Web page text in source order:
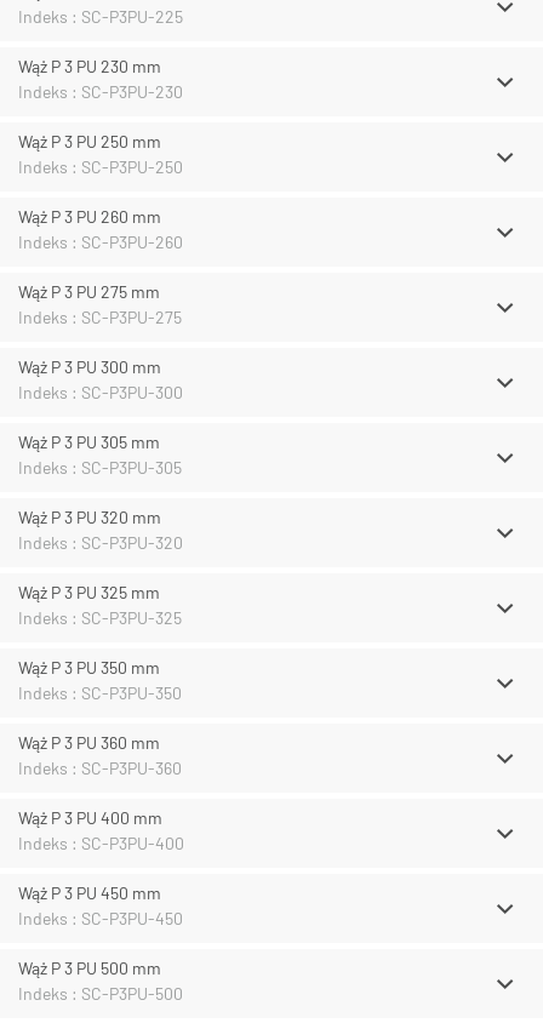
Indeks : SC-P3PU-225
Wąż P 3 PU 230 mm
Indeks : SC-P3PU-230
Wąż P 3 PU 250 mm
Indeks : SC-P3PU-250
Wąż P 3 PU 260 mm
Indeks : SC-P3PU-260
Wąż P 3 PU 275 mm
Indeks : SC-P3PU-275
Wąż P 3 PU 300 mm
Indeks : SC-P3PU-300
Wąż P 3 PU 305 mm
Indeks : SC-P3PU-305
Wąż P 3 PU 320 mm
Indeks : SC-P3PU-320
Wąż P 3 PU 325 mm
Indeks : SC-P3PU-325
Wąż P 3 PU 350 mm
Indeks : SC-P3PU-350
Wąż P 3 PU 360 mm
Indeks : SC-P3PU-360
Wąż P 3 PU 400 mm
Indeks : SC-P3PU-400
Wąż P 3 PU 450 mm
Indeks : SC-P3PU-450
Wąż P 3 PU 500 mm
Indeks : SC-P3PU-500